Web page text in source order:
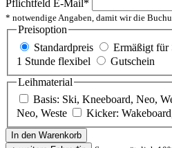
Pflichtfeld E-Mail*
* notwendige Angaben, damit wir die
Preisoption
Standardpreis
Ermäßigt für
1 Stunde flexibel
Gutschein
Leihmaterial
Basis: Ski, Kneeboard, Neo,
Neo, Weste
Kicker: